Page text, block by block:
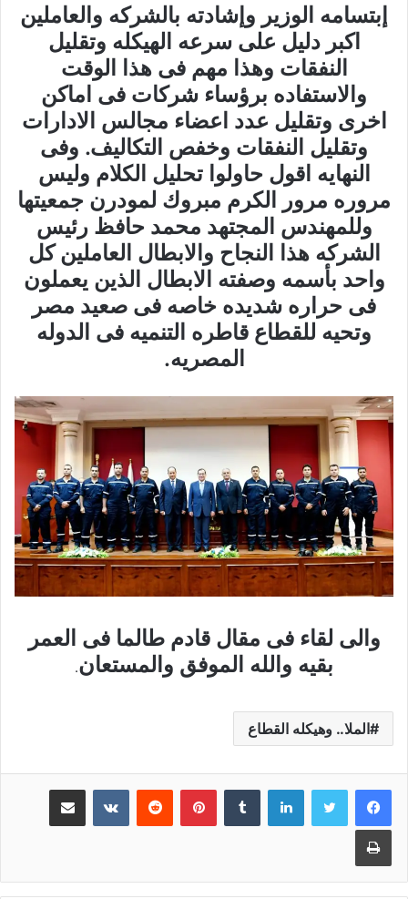
إبتسامه الوزير وإشادته بالشركه والعاملين
اكبر دليل على سرعه الهيكله وتقليل
النفقات وهذا مهم فى هذا الوقت
والاستفاده برؤساء شركات فى اماكن
اخرى وتقليل عدد اعضاء مجالس الادارات
وتقليل النفقات وخفص التكاليف. وفى
النهايه اقول حاولوا تحليل الكلام وليس
مروره مرور الكرم مبروك لمودرن جمعيتها
وللمهندس المجتهد محمد حافظ رئيس
الشركه هذا النجاح والابطال العاملين كل
واحد بأسمه وصفته الابطال الذين يعملون
فى حراره شديده خاصه فى صعيد مصر
وتحيه للقطاع قاطره التنميه فى الدوله
المصريه.
والى لقاء فى مقال قادم طالما فى العمر
بقيه والله الموفق والمستعان.
الملا.. وهيكله القطاع
لينكدإن بينتيريست مشاركة عبر البريد
طباعة